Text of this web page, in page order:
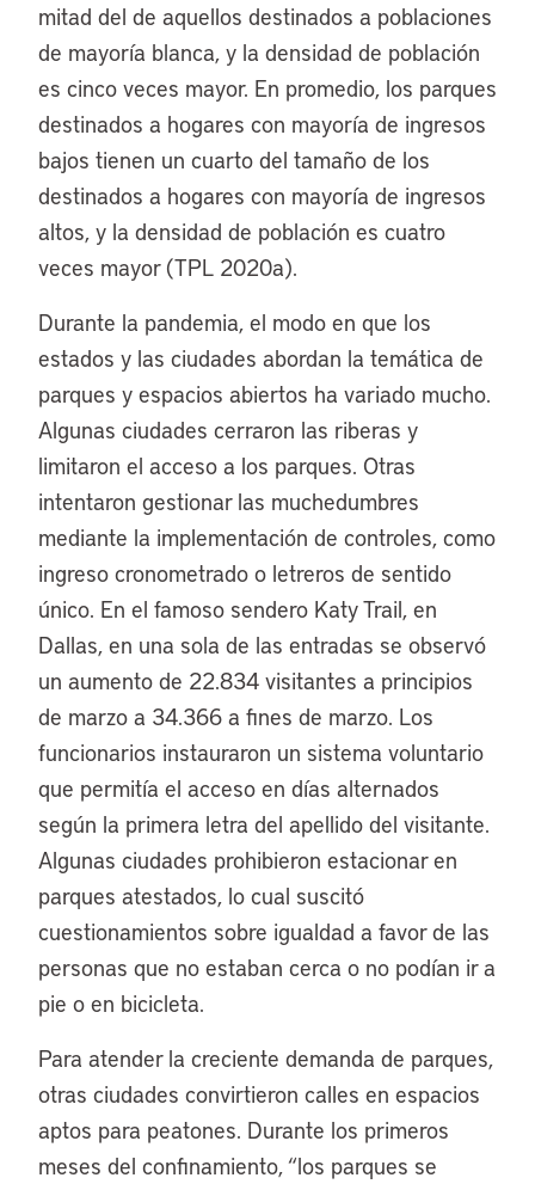
mitad del de aquellos destinados a poblaciones
de mayoría blanca, y la densidad de población
es cinco veces mayor. En promedio, los parques
destinados a hogares con mayoría de ingresos
bajos tienen un cuarto del tamaño de los
destinados a hogares con mayoría de ingresos
altos, y la densidad de población es cuatro
veces mayor (TPL 2020a).
Durante la pandemia, el modo en que los
estados y las ciudades abordan la temática de
parques y espacios abiertos ha variado mucho.
Algunas ciudades cerraron las riberas y
limitaron el acceso a los parques. Otras
intentaron gestionar las muchedumbres
mediante la implementación de controles, como
ingreso cronometrado o letreros de sentido
único. En el famoso sendero Katy Trail, en
Dallas, en una sola de las entradas se observó
un aumento de 22.834 visitantes a principios
de marzo a 34.366 a fines de marzo. Los
funcionarios instauraron un sistema voluntario
que permitía el acceso en días alternados
según la primera letra del apellido del visitante.
Algunas ciudades prohibieron estacionar en
parques atestados, lo cual suscitó
cuestionamientos sobre igualdad a favor de las
personas que no estaban cerca o no podían ir a
pie o en bicicleta.
Para atender la creciente demanda de parques,
otras ciudades convirtieron calles en espacios
aptos para peatones. Durante los primeros
meses del confinamiento, “los parques se